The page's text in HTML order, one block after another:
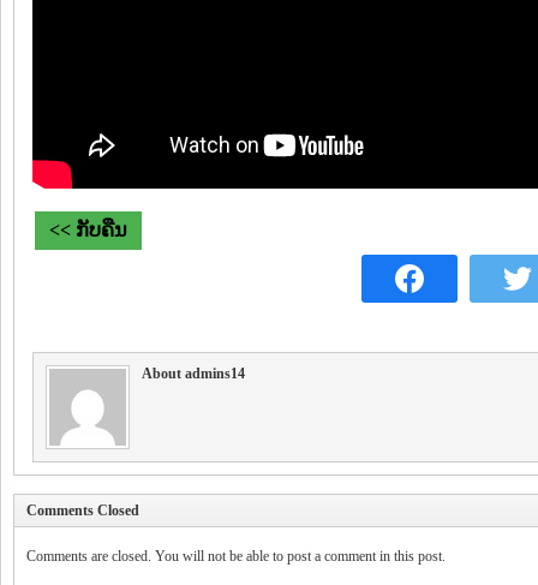
<< ກັບຄືນ
About admins14
Comments Closed
Comments are closed. You will not be able to post a comment in this post.